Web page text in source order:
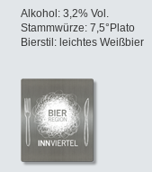
Alkohol: 3,2% Vol.
Stammwürze: 7,5°Plato
Bierstil: leichtes Weißbier